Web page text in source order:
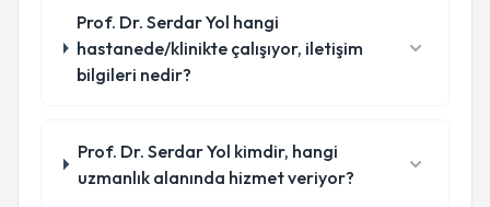
Prof. Dr. Serdar Yol hangi
hastanede/klinikte çalışıyor, iletişim
bilgileri nedir?
Prof. Dr. Serdar Yol kimdir, hangi
uzmanlık alanında hizmet veriyor?